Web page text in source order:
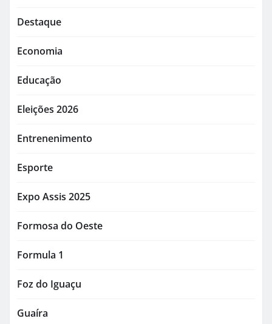
Destaque
Economia
Educação
Eleições 2026
Entrenenimento
Esporte
Expo Assis 2025
Formosa do Oeste
Formula 1
Foz do Iguaçu
Guaíra